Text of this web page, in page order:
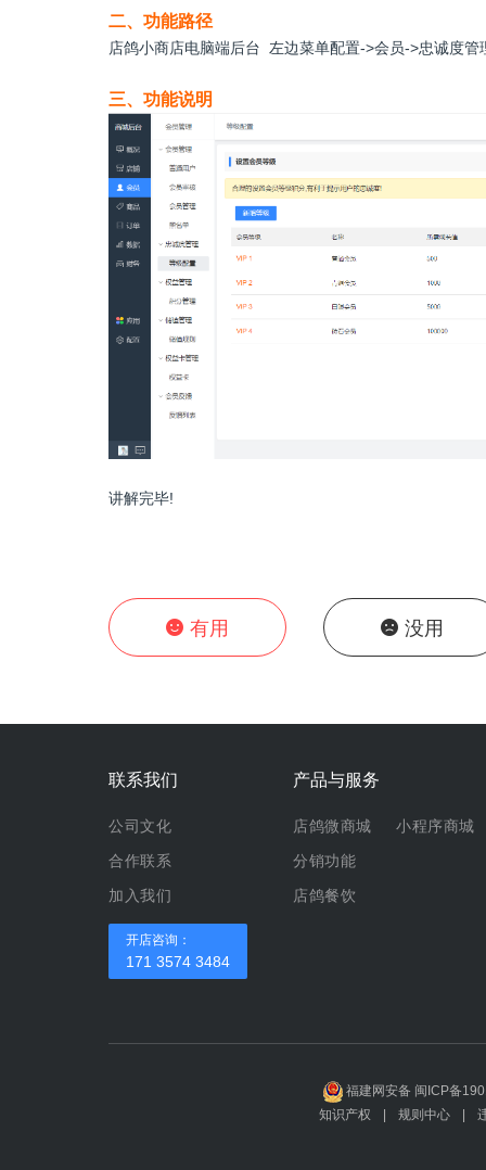
二、功能路径
店鸽小商店电脑端后台 左边菜单配置->会员->忠诚度管
三、功能说明
讲解完毕!
有用 没用
联系我们
公司文化
合作联系
加入我们
开店咨询：
171 3574 3484
产品与服务
店鸽微商城
小程序商城
分销功能
店鸽餐饮
福建网安备 闽ICP备
知识产权
| 规则中心 |